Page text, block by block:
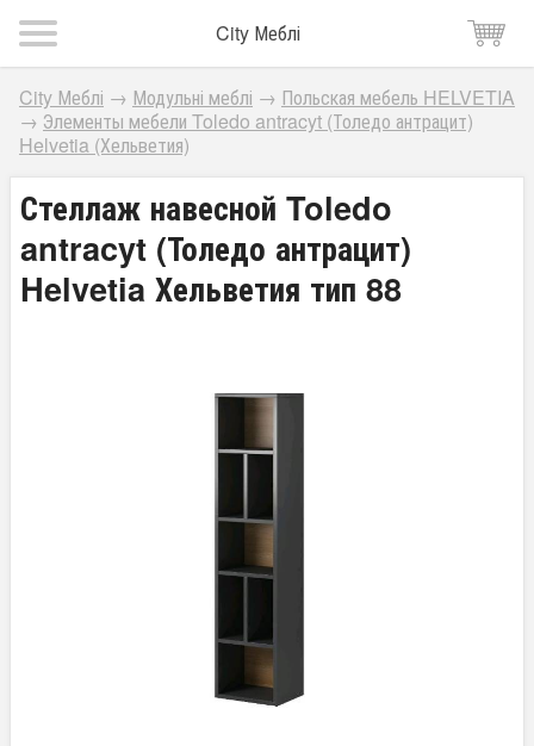
City Меблі
City Меблі → Модульні меблі → Польская мебель HELVETIA
→ Элементы мебели Toledo antracyt (Толедо антрацит)
Helvetia (Хельветия)
Стеллаж навесной Toledo
antracyt (Толедо антрацит)
Helvetia Хельветия тип 88